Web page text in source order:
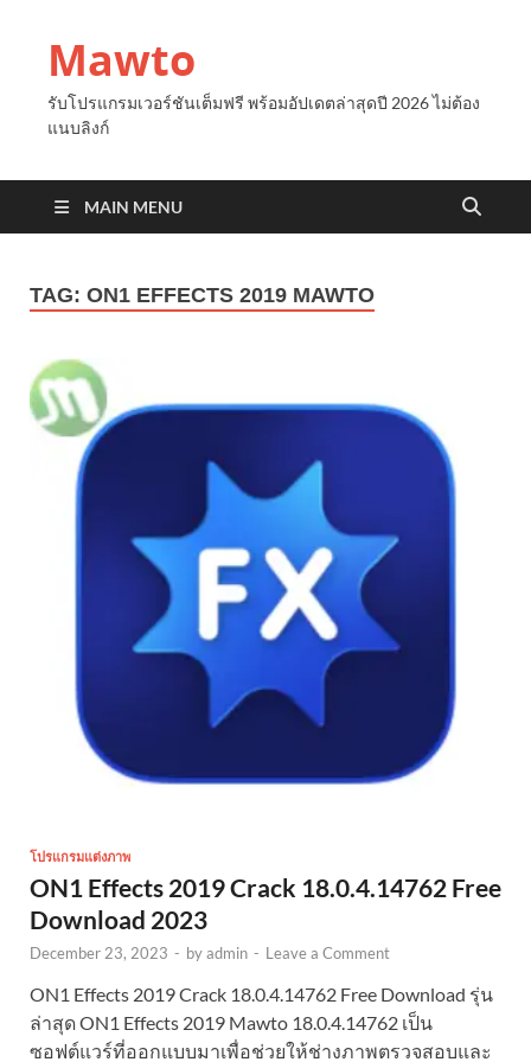
Mawto
รับโปรแกรมเวอร์ชันเต็มฟรี พร้อมอัปเดตล่าสุดปี 2026 ไม่ต้อง
แนบลิงก์
MAIN MENU
TAG: ON1 EFFECTS 2019 MAWTO
โปรแกรมแต่งภาพ
ON1 Effects 2019 Crack 18.0.4.14762 Free
Download 2023
December 23, 2023 - byadmin - Leave a Comment
ON1 Effects 2019 Crack 18.0.4.14762 Free Download รุ่น
ล่าสุด ON1 Effects 2019 Mawto 18.0.4.14762 เป็น
ซอฟต์แวร์ที่ออกแบบมาเพื่อช่วยให้ช่างภาพตรวจสอบและ